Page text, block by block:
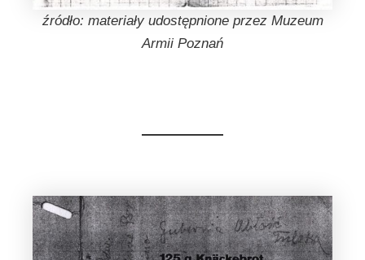
źródło: materiały udostępnione przez Muzeum
Armii Poznań